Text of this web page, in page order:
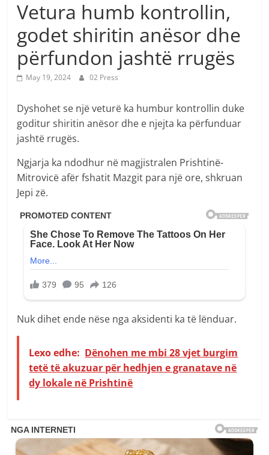
Vetura humb kontrollin,
godet shiritin anësor dhe
përfundon jashtë rrugës
May 19, 2024 02 Press
Dyshohet se një veturë ka humbur kontrollin duke
goditur shiritin anësor dhe e njejta ka përfunduar
jashtë rrugës.
Ngjarja ka ndodhur në magjistralen Prishtinë-
Mitrovicë afër fshatit Mazgit para një ore, shkruan
Jepi zë.
Nuk dihet ende nëse nga aksidenti ka të lënduar.
Lexo edhe: Dënohen me mbi 28 vjet burgim
tetë të akuzuar për hedhjen e granatave në
dy lokale në Prishtinë